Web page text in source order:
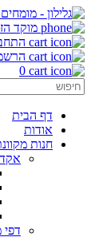
מוקד
0
דף הבית
אודות
חנות